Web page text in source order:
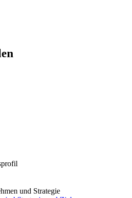
und Strategie